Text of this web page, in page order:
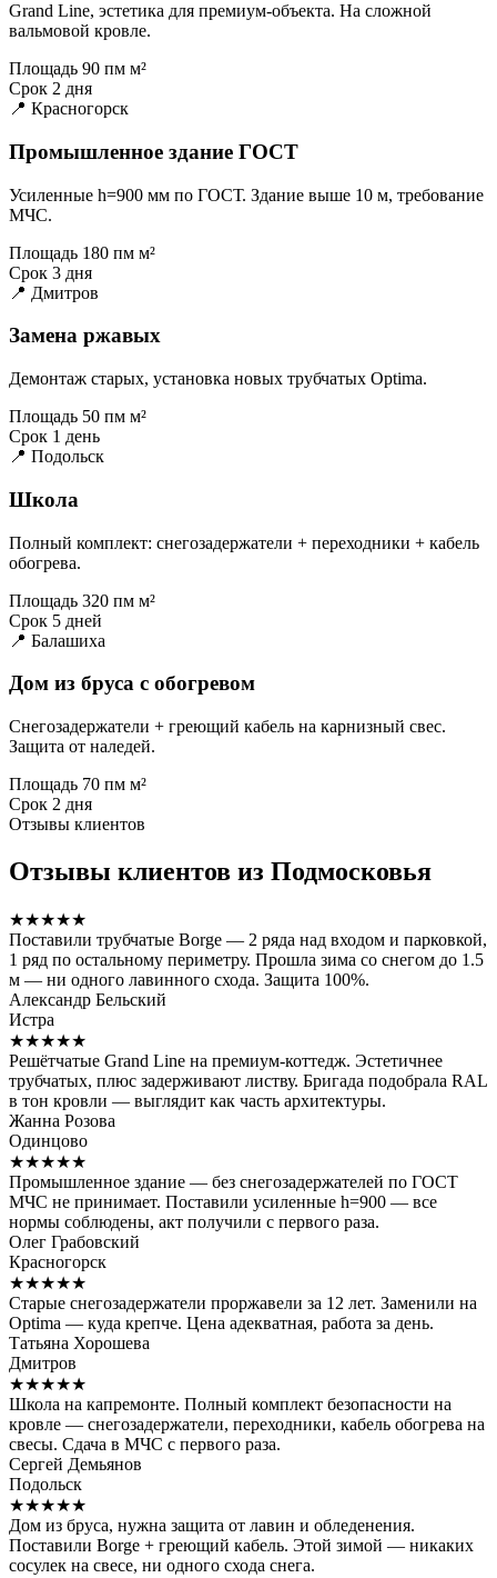
Grand Line, эстетика для премиум-объекта. На сложной
вальмовой кровле.
Площадь 90 пм м²
Срок 2 дня
📍 Красногорск
Промышленное здание ГОСТ
Усиленные h=900 мм по ГОСТ. Здание выше 10 м, требование
МЧС.
Площадь 180 пм м²
Срок 3 дня
📍 Дмитров
Замена ржавых
Демонтаж старых, установка новых трубчатых Optima.
Площадь 50 пм м²
Срок 1 день
📍 Подольск
Школа
Полный комплект: снегозадержатели + переходники + кабель
обогрева.
Площадь 320 пм м²
Срок 5 дней
📍 Балашиха
Дом из бруса с обогревом
Снегозадержатели + греющий кабель на карнизный свес.
Защита от наледей.
Площадь 70 пм м²
Срок 2 дня
Отзывы клиентов
Отзывы клиентов из Подмосковья
★★★★★
Поставили трубчатые Borge — 2 ряда над входом и парковкой,
1 ряд по остальному периметру. Прошла зима со снегом до 1.5
м — ни одного лавинного схода. Защита 100%.
Александр Бельский
Истра
★★★★★
Решётчатые Grand Line на премиум-коттедж. Эстетичнее
трубчатых, плюс задерживают листву. Бригада подобрала RAL
в тон кровли — выглядит как часть архитектуры.
Жанна Розова
Одинцово
★★★★★
Промышленное здание — без снегозадержателей по ГОСТ
МЧС не принимает. Поставили усиленные h=900 — все
нормы соблюдены, акт получили с первого раза.
Олег Грабовский
Красногорск
★★★★★
Старые снегозадержатели проржавели за 12 лет. Заменили на
Optima — куда крепче. Цена адекватная, работа за день.
Татьяна Хорошева
Дмитров
★★★★★
Школа на капремонте. Полный комплект безопасности на
кровле — снегозадержатели, переходники, кабель обогрева на
свесы. Сдача в МЧС с первого раза.
Сергей Демьянов
Подольск
★★★★★
Дом из бруса, нужна защита от лавин и обледенения.
Поставили Borge + греющий кабель. Этой зимой — никаких
сосулек на свесе, ни одного схода снега.